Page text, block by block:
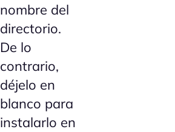
nombre del
directorio.
De lo
contrario,
déjelo en
blanco para
instalarlo en